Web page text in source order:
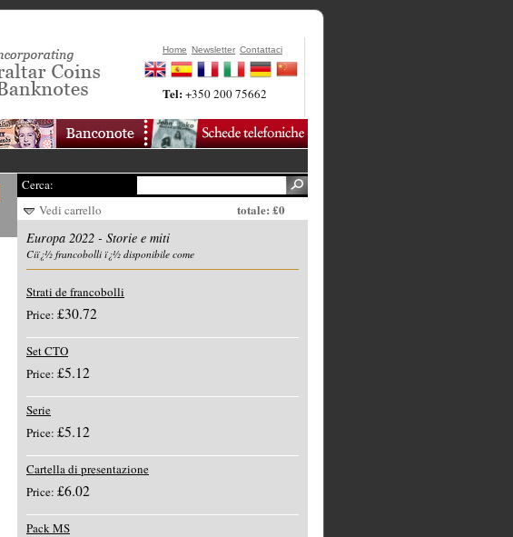
Home Newsletter Contattaci
Tel:+350 200 75662
Cerca:
Vedi carrello
totale: £0
Europa 2022 - Storie e miti
Ciï¿½ francobolli ï¿½ disponibile come
Strati de francobolli
Price: £30.72
Set CTO
Price: £5.12
Serie
Price: £5.12
Cartella di presentazione
Price: £6.02
Pack MS